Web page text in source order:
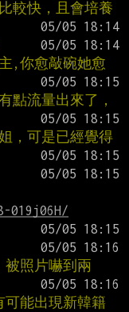
較快，且會培養
,你愈敲碗她愈
點流量出來了，
，可是已經覺得
019j06H/
照片嚇到兩
可能出現新韓籍